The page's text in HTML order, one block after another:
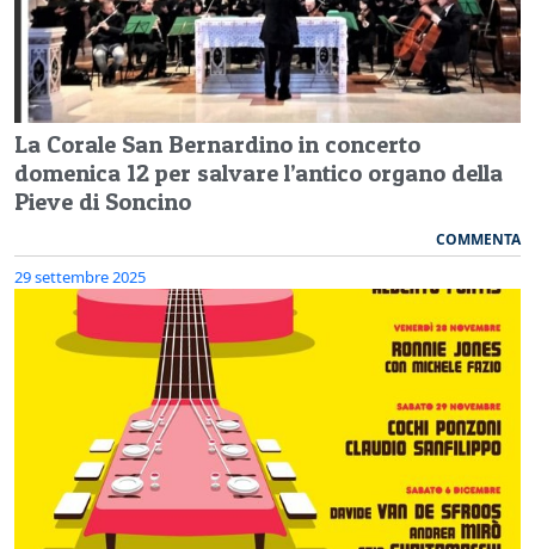
La Corale San Bernardino in concerto
domenica 12 per salvare l’antico organo della
Pieve di Soncino
COMMENTA
29 settembre 2025